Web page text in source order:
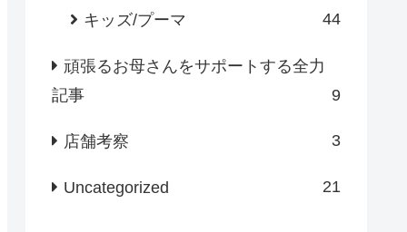
キッズ/プーマ 44
頑張るお母さんをサポートする全力
記事
9
店舗考察 3
Uncategorized 21